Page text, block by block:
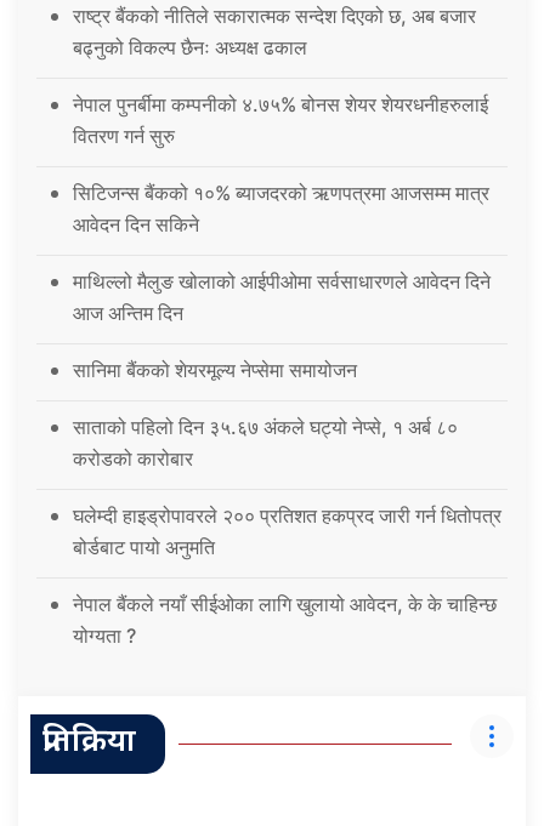
राष्ट्र बैंकको नीतिले सकारात्मक सन्देश दिएको छ, अब बजार
बढ्नुको विकल्प छैनः अध्यक्ष ढकाल
नेपाल पुनर्बीमा कम्पनीको ४.७५% बोनस शेयर शेयरधनीहरुलाई
वितरण गर्न सुरु
सिटिजन्स बैंकको १०% ब्याजदरको ऋणपत्रमा आजसम्म मात्र
आवेदन दिन सकिने
माथिल्लो मैलुङ खोलाको आईपीओमा सर्वसाधारणले आवेदन दिने
आज अन्तिम दिन
सानिमा बैंकको शेयरमूल्य नेप्सेमा समायोजन
साताको पहिलो दिन ३५.६७ अंकले घट्यो नेप्से, १ अर्ब ८०
करोडको कारोबार
घलेम्दी हाइड्रोपावरले २०० प्रतिशत हकप्रद जारी गर्न धितोपत्र
बोर्डबाट पायो अनुमति
नेपाल बैंकले नयाँ सीईओका लागि खुलायो आवेदन, के के चाहिन्छ
योग्यता ?
प्रतिक्रिया